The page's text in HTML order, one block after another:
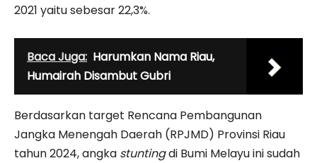
2021 yaitu sebesar 22,3%.
Baca Juga: Harumkan Nama Riau,
Humairah Disambut Gubri
Berdasarkan target Rencana Pembangunan
Jangka Menengah Daerah (RPJMD) Provinsi Riau
tahun 2024, angka stuntingdi Bumi Melayu ini sudah